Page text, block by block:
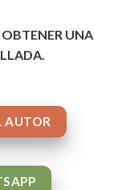
UNA
AUTOR